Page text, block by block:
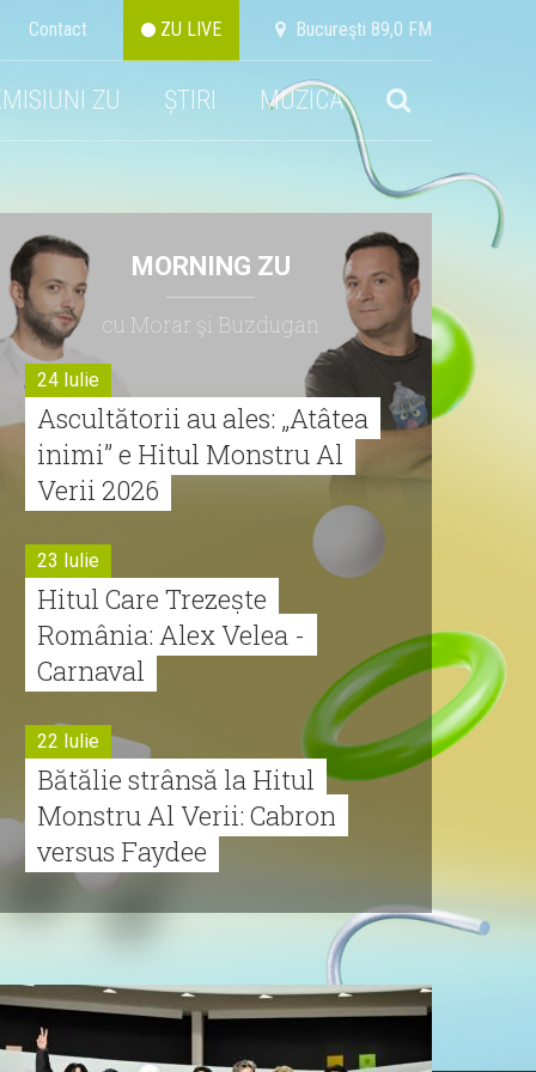
Contact ZU LIVE Bucureşti 89,0 FM
ZU ȘTIRI MUZICA
MORNING ZU
cu Morar şi Buzdugan
24 Iulie
Ascultătorii au ales: „Atâtea
inimi” e Hitul Monstru Al
Verii 2026
23 Iulie
Hitul Care Trezește
România: Alex Velea -
Carnaval
22 Iulie
Bătălie strânsă la Hitul
Monstru Al Verii: Cabron
versus Faydee
21 Iulie
Cabron vine cu Hitul
Monstru al Verii